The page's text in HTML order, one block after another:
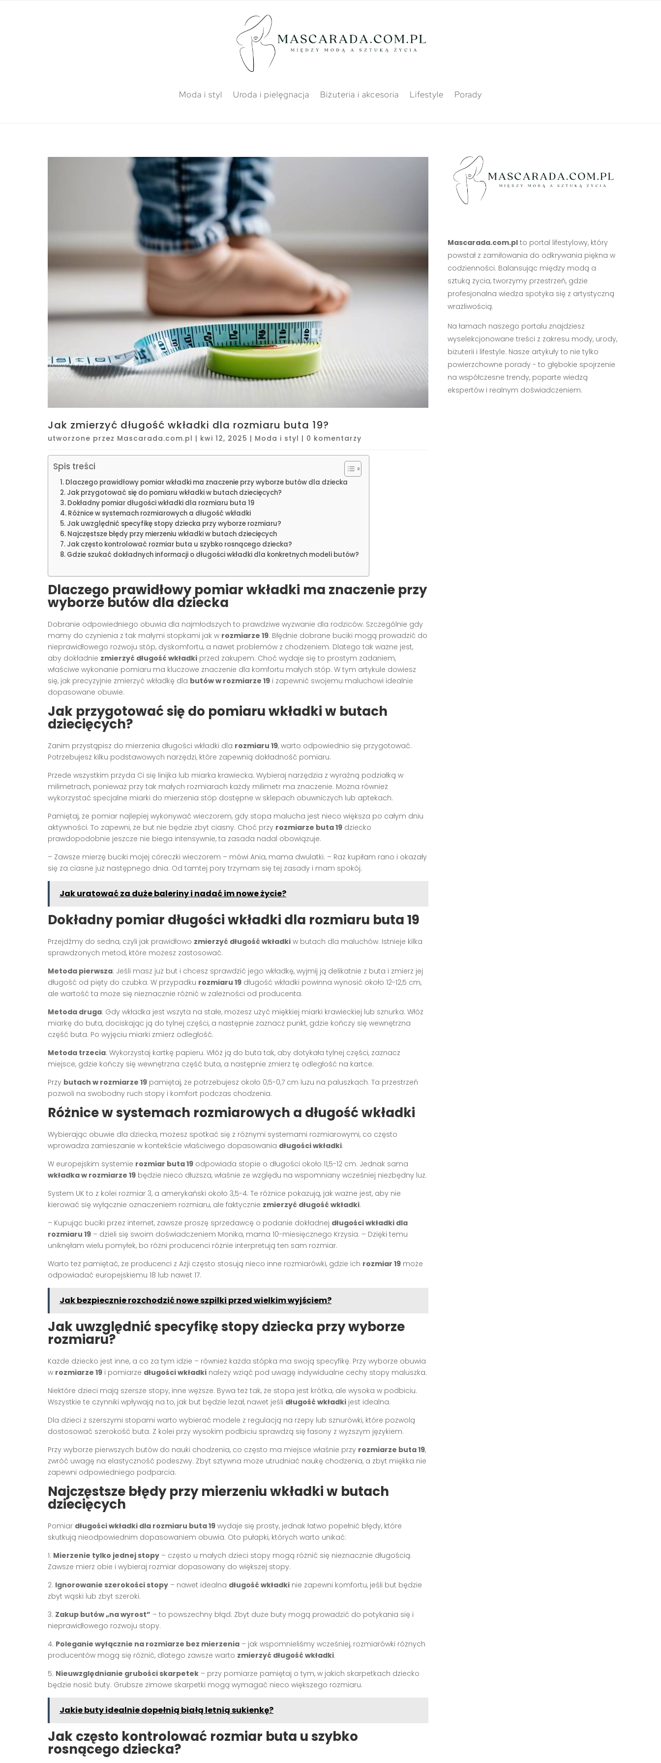
Moda i styl Uroda i pielęgnacja Biżuteria i akcesoria Lifestyle Porady
Jak zmierzyć długość wkładki dla rozmiaru buta 19?
utworzone przez Mascarada.com.pl | kwi 12, 2025 | Moda i styl | 0 komentarzy
Spis treści
Dlaczego prawidłowy pomiar wkładki ma znaczenie przy wyborze butów dla dziecka
Jak przygotować się do pomiaru wkładki w butach dziecięcych?
Dokładny pomiar długości wkładki dla rozmiaru buta 19
Różnice w systemach rozmiarowych a długość wkładki
Jak uwzględnić specyfikę stopy dziecka przy wyborze rozmiaru?
Najczęstsze błędy przy mierzeniu wkładki w butach dziecięcych
Jak często kontrolować rozmiar buta u szybko rosnącego dziecka?
Gdzie szukać dokładnych informacji o długości wkładki dla konkretnych modeli butów?
Dlaczego prawidłowy pomiar wkładki ma znaczenie przy
wyborze butów dla dziecka
Dobranie odpowiedniego obuwia dla najmłodszych to prawdziwe wyzwanie dla rodziców. Szczególnie gdy
mamy do czynienia z tak małymi stopkami jak w rozmiarze 19. Błędnie dobrane buciki mogą prowadzić do
nieprawidłowego rozwoju stóp, dyskomfortu, a nawet problemów z chodzeniem. Dlatego tak ważne jest,
aby dokładnie zmierzyć długość wkładki przed zakupem. Choć wydaje się to prostym zadaniem,
właściwe wykonanie pomiaru ma kluczowe znaczenie dla komfortu małych stóp. W tym artykule dowiesz
się, jak precyzyjnie zmierzyć wkładkę dla butów w rozmiarze 19 i zapewnić swojemu maluchowi idealnie
dopasowane obuwie.
Jak przygotować się do pomiaru wkładki w butach
dziecięcych?
Zanim przystąpisz do mierzenia długości wkładki dla rozmiaru 19, warto odpowiednio się przygotować.
Potrzebujesz kilku podstawowych narzędzi, które zapewnią dokładność pomiaru.
Przede wszystkim przyda Ci się linijka lub miarka krawiecka. Wybieraj narzędzia z wyraźną podziałką w
milimetrach, ponieważ przy tak małych rozmiarach każdy milimetr ma znaczenie. Można również
wykorzystać specjalne miarki do mierzenia stóp dostępne w sklepach obuwniczych lub aptekach.
Pamiętaj, że pomiar najlepiej wykonywać wieczorem, gdy stopa malucha jest nieco większa po całym dniu
aktywności. To zapewni, że but nie będzie zbyt ciasny. Choć przy rozmiarze buta 19 dziecko
prawdopodobnie jeszcze nie biega intensywnie, ta zasada nadal obowiązuje.
– Zawsze mierzę buciki mojej córeczki wieczorem – mówi Ania, mama dwulatki. – Raz kupiłam rano i okazały
się za ciasne już następnego dnia. Od tamtej pory trzymam się tej zasady i mam spokój.
Jak uratować za duże baleriny i nadać im nowe życie?
Dokładny pomiar długości wkładki dla rozmiaru buta 19
Przejdźmy do sedna, czyli jak prawidłowo zmierzyć długość wkładki w butach dla maluchów. Istnieje kilka
sprawdzonych metod, które możesz zastosować.
Metoda pierwsza: Jeśli masz już but i chcesz sprawdzić jego wkładkę, wyjmij ją delikatnie z buta i zmierz jej
długość od pięty do czubka. W przypadku rozmiaru 19 długość wkładki powinna wynosić około 12-12,5 cm,
ale wartość ta może się nieznacznie różnić w zależności od producenta.
Metoda druga: Gdy wkładka jest wszyta na stałe, możesz użyć miękkiej miarki krawieckiej lub sznurka. Włóż
miarkę do buta, dociskając ją do tylnej części, a następnie zaznacz punkt, gdzie kończy się wewnętrzna
część buta. Po wyjęciu miarki zmierz odległość.
Metoda trzecia: Wykorzystaj kartkę papieru. Włóż ją do buta tak, aby dotykała tylnej części, zaznacz
miejsce, gdzie kończy się wewnętrzna część buta, a następnie zmierz tę odległość na kartce.
Przy butach w rozmiarze 19 pamiętaj, że potrzebujesz około 0,5-0,7 cm luzu na paluszkach. Ta przestrzeń
pozwoli na swobodny ruch stopy i komfort podczas chodzenia.
Różnice w systemach rozmiarowych a długość wkładki
Wybierając obuwie dla dziecka, możesz spotkać się z różnymi systemami rozmiarowymi, co często
wprowadza zamieszanie w kontekście właściwego dopasowania długości wkładki.
W europejskim systemie rozmiar buta 19 odpowiada stopie o długości około 11,5-12 cm. Jednak sama
wkładka w rozmiarze 19 będzie nieco dłuższa, właśnie ze względu na wspomniany wcześniej niezbędny luz.
System UK to z kolei rozmiar 3, a amerykański około 3,5-4. Te różnice pokazują, jak ważne jest, aby nie
kierować się wyłącznie oznaczeniem rozmiaru, ale faktycznie zmierzyć długość wkładki.
– Kupując buciki przez internet, zawsze proszę sprzedawcę o podanie dokładnej długości wkładki dla
rozmiaru 19 – dzieli się swoim doświadczeniem Monika, mama 10-miesięcznego Krzysia. – Dzięki temu
uniknęłam wielu pomyłek, bo różni producenci różnie interpretują ten sam rozmiar.
Warto też pamiętać, że producenci z Azji często stosują nieco inne rozmiarówki, gdzie ich rozmiar 19 może
odpowiadać europejskiemu 18 lub nawet 17.
Jak bezpiecznie rozchodzić nowe szpilki przed wielkim wyjściem?
Jak uwzględnić specyfikę stopy dziecka przy wyborze
rozmiaru?
Każde dziecko jest inne, a co za tym idzie – również każda stópka ma swoją specyfikę. Przy wyborze obuwia
w rozmiarze 19 i pomiarze długości wkładki należy wziąć pod uwagę indywidualne cechy stopy maluszka.
Niektóre dzieci mają szersze stopy, inne węższe. Bywa też tak, że stopa jest krótka, ale wysoka w podbiciu.
Wszystkie te czynniki wpływają na to, jak but będzie leżał, nawet jeśli długość wkładki jest idealna.
Dla dzieci z szerszymi stopami warto wybierać modele z regulacją na rzepy lub sznurówki, które pozwolą
dostosować szerokość buta. Z kolei przy wysokim podbiciu sprawdzą się fasony z wyższym językiem.
Przy wyborze pierwszych butów do nauki chodzenia, co często ma miejsce właśnie przy rozmiarze buta 19,
zwróć uwagę na elastyczność podeszwy. Zbyt sztywna może utrudniać naukę chodzenia, a zbyt miękka nie
zapewni odpowiedniego podparcia.
Najczęstsze błędy przy mierzeniu wkładki w butach
dziecięcych
Pomiar długości wkładki dla rozmiaru buta 19 wydaje się prosty, jednak łatwo popełnić błędy, które
skutkują nieodpowiednim dopasowaniem obuwia. Oto pułapki, których warto unikać:
1. Mierzenie tylko jednej stopy – często u małych dzieci stopy mogą różnić się nieznacznie długością.
Zawsze mierz obie i wybieraj rozmiar dopasowany do większej stopy.
2. Ignorowanie szerokości stopy – nawet idealna długość wkładki nie zapewni komfortu, jeśli but będzie
zbyt wąski lub zbyt szeroki.
3. Zakup butów „na wyrost” – to powszechny błąd. Zbyt duże buty mogą prowadzić do potykania się i
nieprawidłowego rozwoju stopy.
4. Poleganie wyłącznie na rozmiarze bez mierzenia – jak wspomnieliśmy wcześniej, rozmiarówki różnych
producentów mogą się różnić, dlatego zawsze warto zmierzyć długość wkładki.
5. Nieuwzględnianie grubości skarpetek – przy pomiarze pamiętaj o tym, w jakich skarpetkach dziecko
będzie nosić buty. Grubsze zimowe skarpetki mogą wymagać nieco większego rozmiaru.
Jakie buty idealnie dopełnią białą letnią sukienkę?
Jak często kontrolować rozmiar buta u szybko
rosnącego dziecka?
Mascarada.com.plto portal lifestylowy, który
powstał z zamiłowania do odkrywania piękna w
codzienności. Balansując między modą a
sztuką życia, tworzymy przestrzeń, gdzie
profesjonalna wiedza spotyka się z artystyczną
wrażliwością.
Na łamach naszego portalu znajdziesz
wyselekcjonowane treści z zakresu mody, urody,
biżuterii i lifestyle. Nasze artykuły to nie tylko
powierzchowne porady - to głębokie spojrzenie
na współczesne trendy, poparte wiedzą
ekspertów i realnym doświadczeniem.